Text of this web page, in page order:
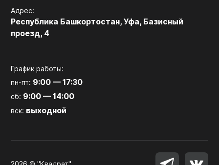
Адрес:
Республика Башкортостан, Уфа, Базисный
проезд, 4
График работы:
пн-пт: 9:00 — 17:30
сб: 9:00 — 14:00
вск: выходной